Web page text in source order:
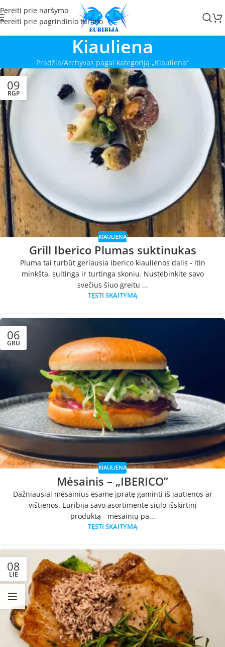
Pereiti prie naršymo
Pereiti prie pagrindinio turinio
Kiauliena
Pradžia Archyvas pagal kategoriją „Kiauliena“
09
RGP
KIAULIENA
Grill Iberico Plumas suktinukas
Pluma tai turbūt geriausia Iberico kiaulienos dalis - itin
minkšta, sultinga ir turtinga skoniu. Nustebinkite savo
svečius šiuo greitu ...
TĘSTI SKAITYMĄ
06
GRU
KIAULIENA
Mėsainis – „IBERICO”
Dažniausiai mėsainius esame įpratę gaminti iš jautienos ar
vištienos. Euribija savo asortimente siūlo išskirtinį
produktą - mėsainių pa...
TĘSTI SKAITYMĄ
08
LIE